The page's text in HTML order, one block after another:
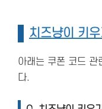
치즈냥이 키
아래는 쿠폰 코드 관
다.